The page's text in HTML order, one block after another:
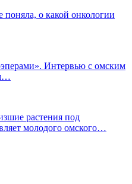
о какой онкологии
Интервью с омским
растения под
молодого омского…